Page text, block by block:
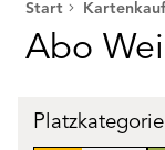
Start Kartenkauf
Abo